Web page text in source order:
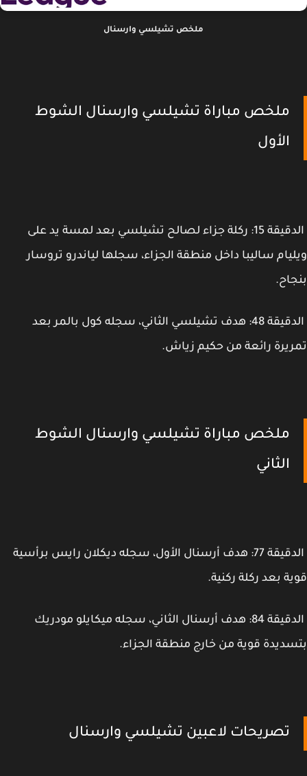
ملخص تشيلسي وارسنال
ملخص مباراة تشيلسي وارسنال الشوط
الأول
الدقيقة 15: ركلة جزاء لصالح تشيلسي بعد لمسة يد على
ساليبا داخل منطقة الجزاء، سجلها لياندرو تروسار
الدقيقة 48: هدف تشيلسي الثاني، سجله كول بالمر بعد
رائعة من حكيم زياش.
ملخص مباراة تشيلسي وارسنال الشوط
الثاني
الدقيقة 77: هدف أرسنال الأول، سجله ديكلان رايس برأسية
بعد ركلة ركنية.
الدقيقة 84: هدف أرسنال الثاني، سجله ميكايلو مودريك
قوية من خارج منطقة الجزاء.
تصريحات لاعبين تشيلسي وارسنال